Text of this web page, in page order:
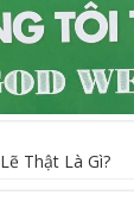
Lẽ Thật Là Gì?